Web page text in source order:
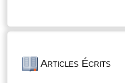
Articles Écrits